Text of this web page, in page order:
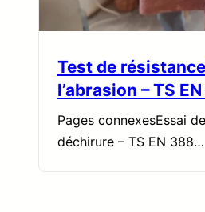
Test de
l’abrasion – TS
Pages connexesEssai
déchirure – TS EN 388…